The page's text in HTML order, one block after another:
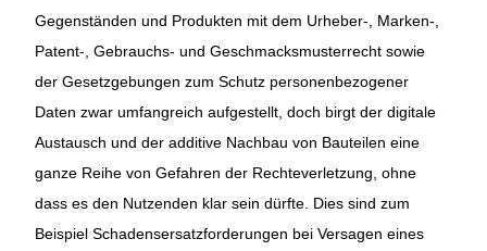
Gegenständen und Produkten mit dem Urheber-, Marken-,
Patent-, Gebrauchs- und Geschmacksmusterrecht sowie
der Gesetzgebungen zum Schutz personenbezogener
Daten zwar umfangreich aufgestellt, doch birgt der digitale
Austausch und der additive Nachbau von Bauteilen eine
ganze Reihe von Gefahren der Rechteverletzung, ohne
dass es den Nutzenden klar sein dürfte. Dies sind zum
Beispiel Schadensersatzforderungen bei Versagen eines